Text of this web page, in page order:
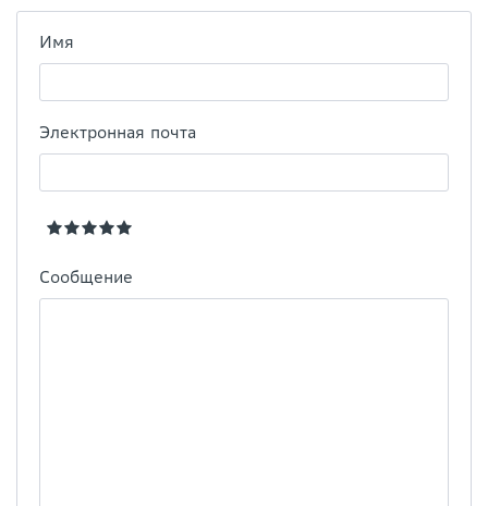
Имя
Электронная почта
Сообщение